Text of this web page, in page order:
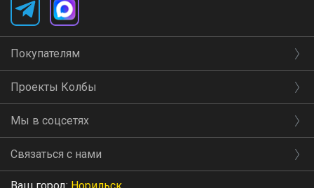
Покупателям
Проекты Колбы
Мы в соцсетях
Связаться с нами